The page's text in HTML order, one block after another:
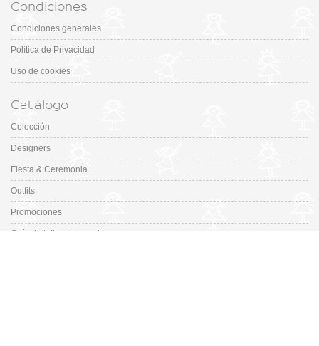
Condiciones
Condiciones generales
Política de Privacidad
Uso de cookies
Catálogo
Colección
Designers
Fiesta & Ceremonia
Outfits
Promociones
Guía de tallas de zapatos